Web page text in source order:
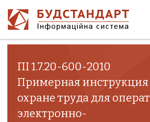
ПІ 1.7.20-600-2010
Примерная инструкция
охране труда для
электронно-